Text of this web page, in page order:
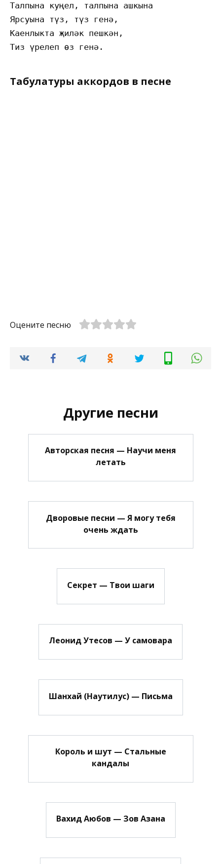
Талпына куңел, талпына ашкына
Ярсуына түз, түз генә,
Каенлыкта җиләк пешкән,
Табулатуры аккордов в песне
Оцените песню
Другие песни
Авторская песня — Научи меня
летать
Дворовые песни — Я могу тебя
очень ждать
Секрет — Твои шаги
Леонид Утесов — У самовара
Шанхай (Наутилус) — Письма
Король и шут — Стальные
кандалы
Вахид Аюбов — Зов Азана